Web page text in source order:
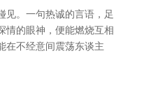
见。一句热诚的言语，足
情的眼神，便能燃烧互相
在不经意间震荡东谈主